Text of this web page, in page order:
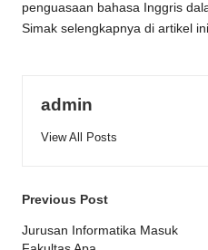
penguasaan bahasa Inggris
Simak selengkapnya di artikel
admin
View All Posts
Post
navigation
Previous Post
Jurusan Informatika Masuk